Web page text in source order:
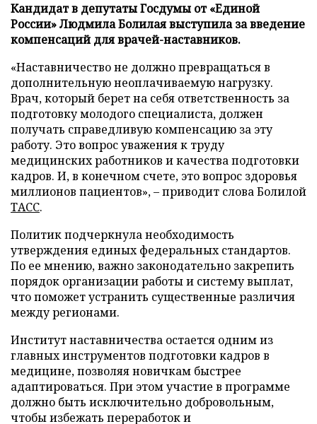
Кандидат в депутаты Госдумы от «Единой
России» Людмила Болилая выступила за введение
компенсаций для врачей-наставников.
«Наставничество не должно превращаться в
дополнительную неоплачиваемую нагрузку.
Врач, который берет на себя ответственность за
подготовку молодого специалиста, должен
получать справедливую компенсацию за эту
работу. Это вопрос уважения к труду
медицинских работников и качества подготовки
кадров. И, в конечном счете, это вопрос здоровья
миллионов пациентов», – приводит слова Болилой
ТАСС.
Политик подчеркнула необходимость
утверждения единых федеральных стандартов.
По ее мнению, важно законодательно закрепить
порядок организации работы и систему выплат,
что поможет устранить существенные различия
между регионами.
Институт наставничества остается одним из
главных инструментов подготовки кадров в
медицине, позволяя новичкам быстрее
адаптироваться. При этом участие в программе
должно быть исключительно добровольным,
чтобы избежать переработок и